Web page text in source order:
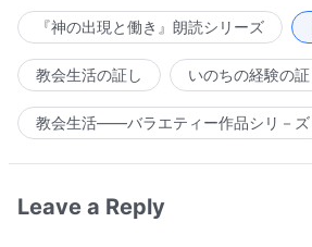
『神の出現と働き』朗読シリーズ
教会生活の証し いのちの経験の証
教会生活――バラエティー作品シリ－ズ
Leave a Reply